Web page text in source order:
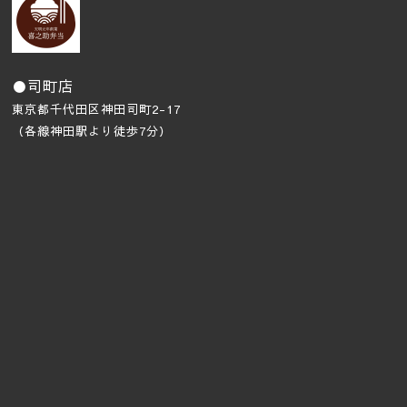
●司町店
東京都千代田区神田司町2-17
（各線神田駅より徒歩7分）